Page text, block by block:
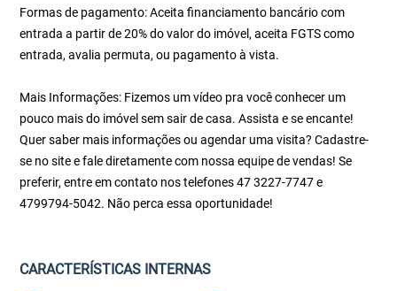
Formas de pagamento: Aceita financiamento bancário com
entrada a partir de 20% do valor do imóvel, aceita FGTS como
entrada, avalia permuta, ou pagamento à vista.
Mais Informações: Fizemos um vídeo pra você conhecer um
pouco mais do imóvel sem sair de casa. Assista e se encante!
Quer saber mais informações ou agendar uma visita? Cadastre-
se no site e fale diretamente com nossa equipe de vendas! Se
preferir, entre em contato nos telefones 47 3227-7747 e
4799794-5042. Não perca essa oportunidade!
CARACTERÍSTICAS INTERNAS